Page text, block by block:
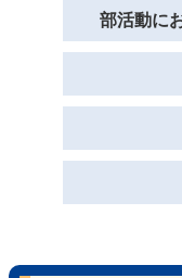
部活動に